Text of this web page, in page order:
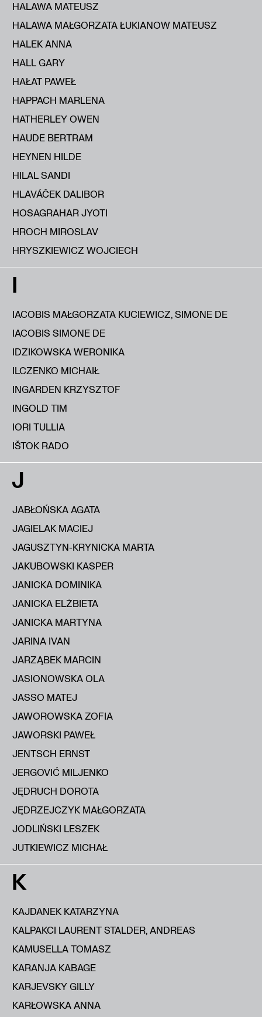
HALAWA MATEUSZ
HALAWA MAŁGORZATA ŁUKIANOW MATEUSZ
HALEK ANNA
HALL GARY
HAŁAT PAWEŁ
HAPPACH MARLENA
HATHERLEY OWEN
HAUDE BERTRAM
HEYNEN HILDE
HILAL SANDI
HLAVÁČEK DALIBOR
HOSAGRAHAR JYOTI
HROCH MIROSLAV
HRYSZKIEWICZ WOJCIECH
I
IACOBIS MAŁGORZATA KUCIEWICZ, SIMONE DE
IACOBIS SIMONE DE
IDZIKOWSKA WERONIKA
ILCZENKO MICHAIŁ
INGARDEN KRZYSZTOF
INGOLD TIM
IORI TULLIA
IŠTOK RADO
J
JABŁOŃSKA AGATA
JAGIELAK MACIEJ
JAGUSZTYN-KRYNICKA MARTA
JAKUBOWSKI KASPER
JANICKA DOMINIKA
JANICKA ELŻBIETA
JANICKA MARTYNA
JARINA IVAN
JARZĄBEK MARCIN
JASIONOWSKA OLA
JASSO MATEJ
JAWOROWSKA ZOFIA
JAWORSKI PAWEŁ
JENTSCH ERNST
JERGOVIĆ MILJENKO
JĘDRUCH DOROTA
JĘDRZEJCZYK MAŁGORZATA
JODLIŃSKI LESZEK
JUTKIEWICZ MICHAŁ
K
KAJDANEK KATARZYNA
KALPAKCI LAURENT STALDER, ANDREAS
KAMUSELLA TOMASZ
KARANJA KABAGE
KARJEVSKY GILLY
KARŁOWSKA ANNA